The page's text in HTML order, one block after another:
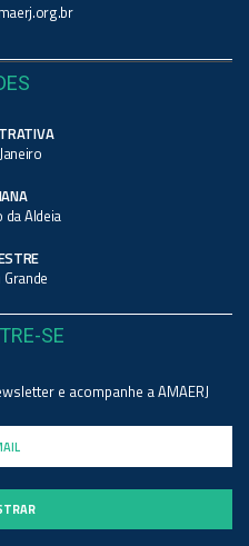
da Aldeia
SE
e acompanhe a AMAERJ